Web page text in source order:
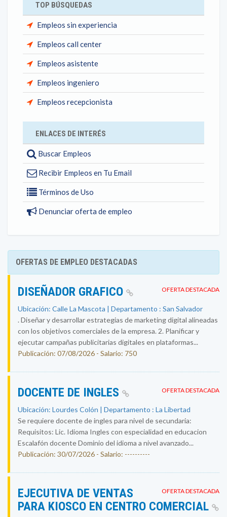
TOP BÚSQUEDAS
Empleos sin experiencia
Empleos call center
Empleos asistente
Empleos ingeniero
Empleos recepcionista
ENLACES DE INTERÉS
Buscar Empleos
Recibir Empleos en Tu Email
Términos de Uso
Denunciar oferta de empleo
OFERTAS DE EMPLEO DESTACADAS
OFERTA DESTACADA
DISEÑADOR GRAFICO
Ubicación: Calle La Mascota | Departamento : San Salvador
. Diseñar y desarrollar estrategias de marketing digital alineadas
con los objetivos comerciales de la empresa. 2. Planificar y
ejecutar campañas publicitarias digitales en plataformas...
Publicación: 07/08/2026 - Salario: 750
OFERTA DESTACADA
DOCENTE DE INGLES
Ubicación: Lourdes Colón | Departamento : La Libertad
Se requiere docente de ingles para nivel de secundaria:
Requisitos: Lic. Idioma Ingles con especialidad en educacion
Escalafón docente Dominio del idioma a nivel avanzado...
Publicación: 30/07/2026 - Salario: ----------
OFERTA DESTACADA
EJECUTIVA DE VENTAS
PARA KIOSCO EN CENTRO COMERCIAL